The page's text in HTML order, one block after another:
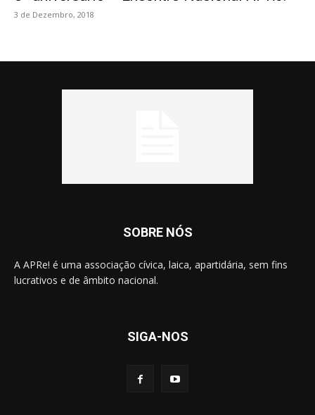
3 de Dezembro, 2018
SOBRE NÓS
A APRe! é uma associação cívica, laica, apartidária, sem fins
lucrativos e de âmbito nacional.
SIGA-NOS